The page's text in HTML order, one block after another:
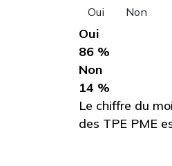
Oui Non
Oui
86 %
Non
14 %
Le chiffre du
des TPE PME